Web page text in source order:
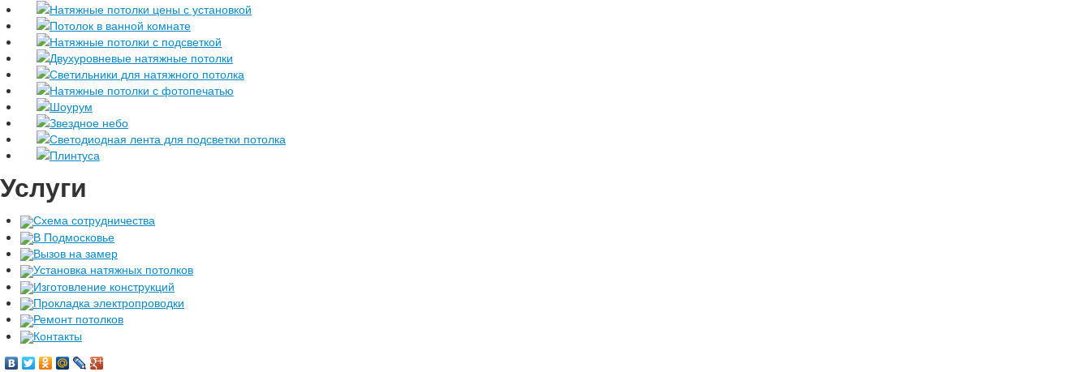
Натяжные потолки цены с установкой
Потолок в ванной комнате
Натяжные потолки с подсветкой
Двухуровневые натяжные потолки
Светильники для натяжного потолка
Натяжные потолки с фотопечатью
Шоурум
Звездное небо
Светодиодная лента для подсветки потолка
Плинтуса
Услуги
Схема сотрудничества
В Подмосковье
Вызов на замер
Установка натяжных потолков
Изготовление конструкций
Прокладка электропроводки
Ремонт потолков
Контакты